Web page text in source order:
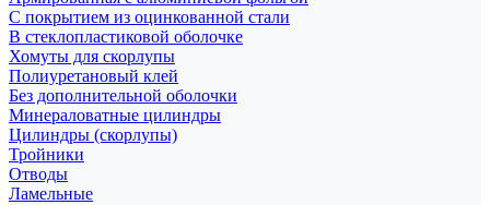
С покрытием из оцинкованной стали
В стеклопластиковой оболочке
Хомуты для скорлупы
Полиуретановый клей
Без дополнительной оболочки
Минераловатные цилиндры
Цилиндры (скорлупы)
Тройники
Отводы
Ламельные